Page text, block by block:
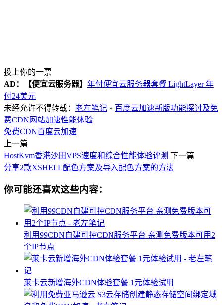
投上你的一票
AD：
【便宜云服务器】 年付便宜云服务器套餐 LightLayer 年
付24美元
未经允许不得转载： 老左笔记 » 百度云加速新版功能探讨及免
费CDN网站加速性能体验
免费CDN百度云加速
上一篇
HostKvm香港沙田VPS速度和综合性能体验评测 下一篇
分享2款XSHELL配色方案及导入配色方案的方法
你可能还喜欢这些内容：
利用99CDN自建可控CDN服务平台 亲测免费版本可用2
个IP节点
莱卡云新增海外CDN体验套餐 1元体验试用